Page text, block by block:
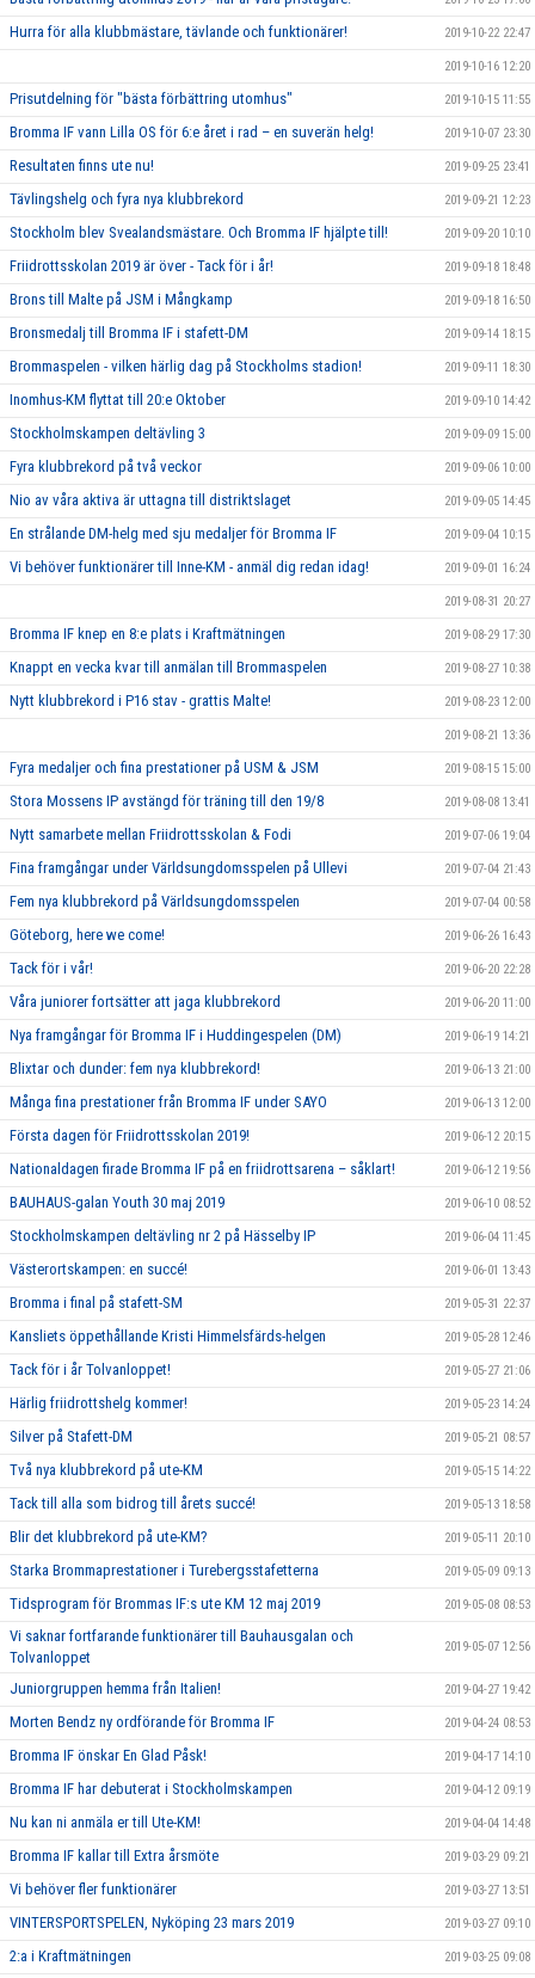
Hurra för alla klubbmästare, tävlande och funktionärer! 2019-10-22 22:47
2019-10-16 12:20
Prisutdelning för "bästa förbättring utomhus" 2019-10-15 11:55
Bromma IF vann Lilla OS för 6:e året i rad – en suverän helg! 2019-10-07 23:30
Resultaten finns ute nu! 2019-09-25 23:41
Tävlingshelg och fyra nya klubbrekord 2019-09-21 12:23
Stockholm blev Svealandsmästare. Och Bromma IF hjälpte till! 2019-09-20 10:10
Friidrottsskolan 2019 är över - Tack för i år! 2019-09-18 18:48
Brons till Malte på JSM i Mångkamp 2019-09-18 16:50
Bronsmedalj till Bromma IF i stafett-DM 2019-09-14 18:15
Brommaspelen - vilken härlig dag på Stockholms stadion! 2019-09-11 18:30
Inomhus-KM flyttat till 20:e Oktober 2019-09-10 14:42
Stockholmskampen deltävling 3 2019-09-09 15:00
Fyra klubbrekord på två veckor 2019-09-06 10:00
Nio av våra aktiva är uttagna till distriktslaget 2019-09-05 14:45
En strålande DM-helg med sju medaljer för Bromma IF 2019-09-04 10:15
Vi behöver funktionärer till Inne-KM - anmäl dig redan idag! 2019-09-01 16:24
2019-08-31 20:27
Bromma IF knep en 8:e plats i Kraftmätningen 2019-08-29 17:30
Knappt en vecka kvar till anmälan till Brommaspelen 2019-08-27 10:38
Nytt klubbrekord i P16 stav - grattis Malte! 2019-08-23 12:00
2019-08-21 13:36
Fyra medaljer och fina prestationer på USM & JSM 2019-08-15 15:00
Stora Mossens IP avstängd för träning till den 19/8 2019-08-08 13:41
Nytt samarbete mellan Friidrottsskolan & Fodi 2019-07-06 19:04
Fina framgångar under Världsungdomsspelen på Ullevi 2019-07-04 21:43
Fem nya klubbrekord på Världsungdomsspelen 2019-07-04 00:58
Göteborg, here we come! 2019-06-26 16:43
Tack för i vår! 2019-06-20 22:28
Våra juniorer fortsätter att jaga klubbrekord 2019-06-20 11:00
Nya framgångar för Bromma IF i Huddingespelen (DM) 2019-06-19 14:21
Blixtar och dunder: fem nya klubbrekord! 2019-06-13 21:00
Många fina prestationer från Bromma IF under SAYO 2019-06-13 12:00
Första dagen för Friidrottsskolan 2019! 2019-06-12 20:15
Nationaldagen firade Bromma IF på en friidrottsarena – såklart! 2019-06-12 19:56
BAUHAUS-galan Youth 30 maj 2019 2019-06-10 08:52
Stockholmskampen deltävling nr 2 på Hässelby IP 2019-06-04 11:45
Västerortskampen: en succé! 2019-06-01 13:43
Bromma i final på stafett-SM 2019-05-31 22:37
Kansliets öppethållande Kristi Himmelsfärds-helgen 2019-05-28 12:46
Tack för i år Tolvanloppet! 2019-05-27 21:06
Härlig friidrottshelg kommer! 2019-05-23 14:24
Silver på Stafett-DM 2019-05-21 08:57
Två nya klubbrekord på ute-KM 2019-05-15 14:22
Tack till alla som bidrog till årets succé! 2019-05-13 18:58
Blir det klubbrekord på ute-KM? 2019-05-11 20:10
Starka Brommaprestationer i Turebergsstafetterna 2019-05-09 09:13
Tidsprogram för Brommas IF:s ute KM 12 maj 2019 2019-05-08 08:53
Vi saknar fortfarande funktionärer till Bauhausgalan och
Tolvanloppet
2019-05-07 12:56
Juniorgruppen hemma från Italien! 2019-04-27 19:42
Morten Bendz ny ordförande för Bromma IF 2019-04-24 08:53
Bromma IF önskar En Glad Påsk! 2019-04-17 14:10
Bromma IF har debuterat i Stockholmskampen 2019-04-12 09:19
Nu kan ni anmäla er till Ute-KM! 2019-04-04 14:48
Bromma IF kallar till Extra årsmöte 2019-03-29 09:21
Vi behöver fler funktionärer 2019-03-27 13:51
VINTERSPORTSPELEN, Nyköping 23 mars 2019 2019-03-27 09:10
2:a i Kraftmätningen 2019-03-25 09:08